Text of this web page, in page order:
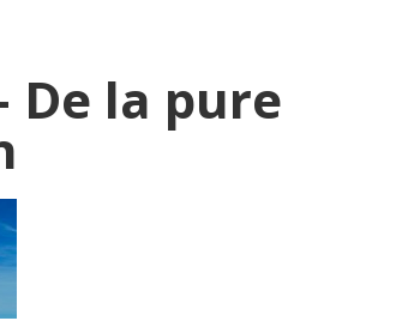
De la pure